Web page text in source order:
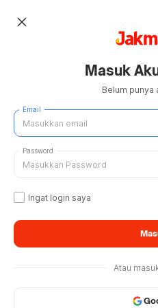
close
Masuk
Belum punya
Email
Password
Ingat login saya
Atau